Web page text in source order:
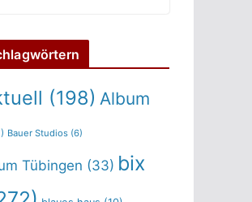
(198) Album
Bauer Studios (6)
Tübingen (33) bix